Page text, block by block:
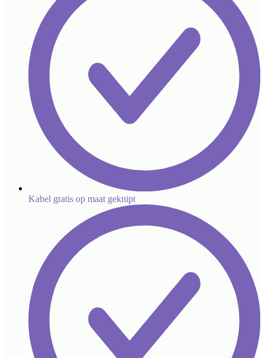
Kabel gratis op maat geknipt